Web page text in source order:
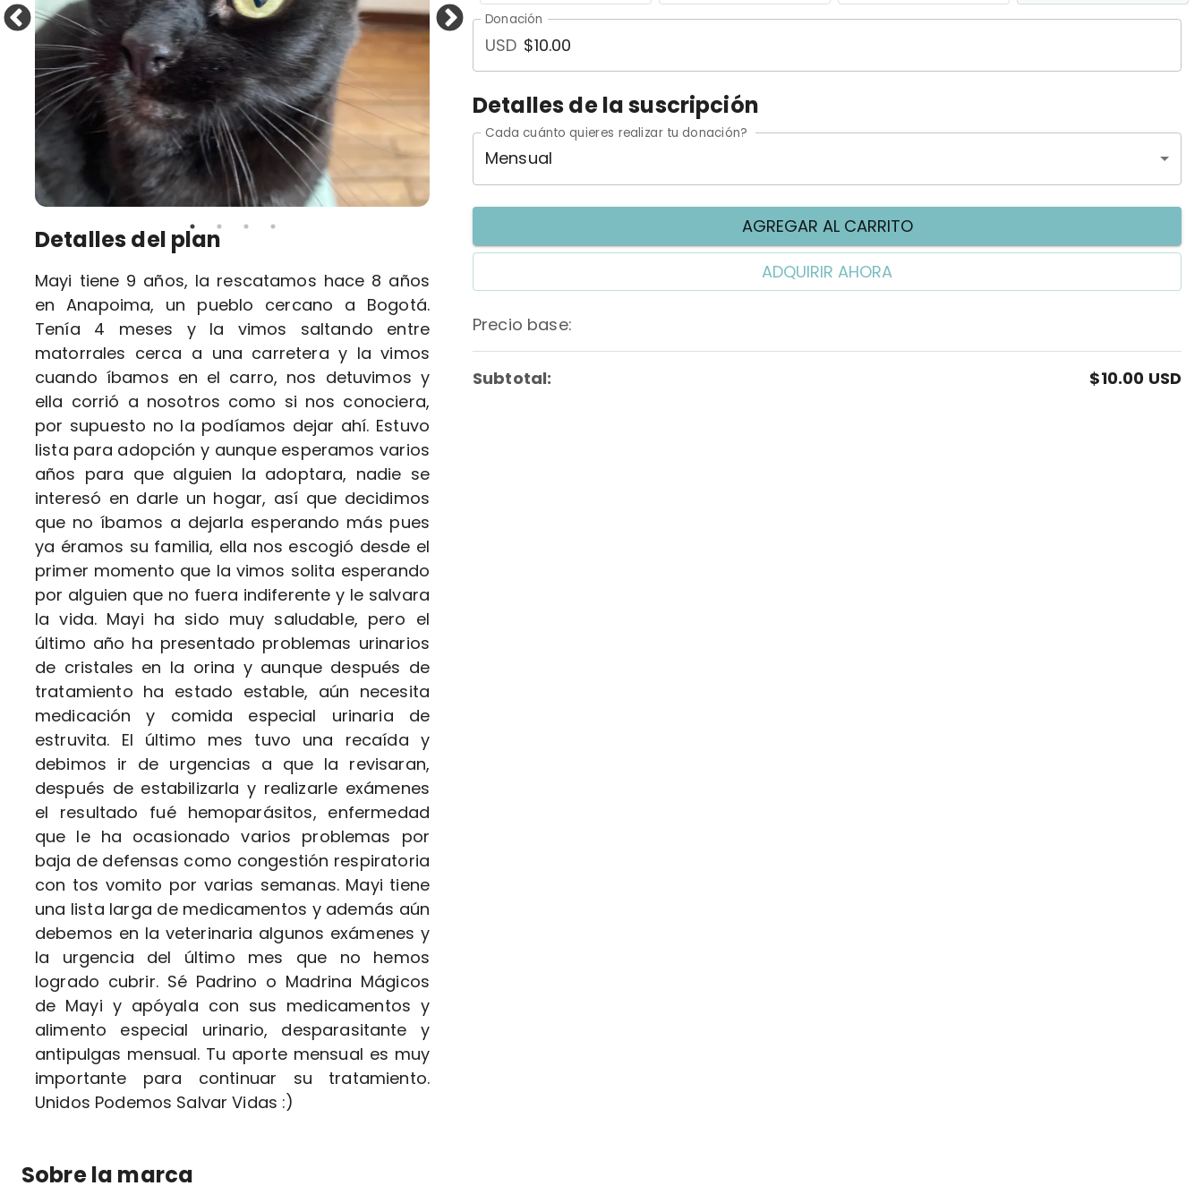
Detalles del plan
Mayi tiene 9 años, la rescatamos hace 8 años
en Anapoima, un pueblo cercano a Bogotá.
Tenía 4 meses y la vimos saltando entre
matorrales cerca a una carretera y la vimos
cuando íbamos en el carro, nos detuvimos y
ella corrió a nosotros como si nos conociera,
por supuesto no la podíamos dejar ahí. Estuvo
lista para adopción y aunque esperamos varios
años para que alguien la adoptara, nadie se
interesó en darle un hogar, así que decidimos
que no íbamos a dejarla esperando más pues
ya éramos su familia, ella nos escogió desde el
primer momento que la vimos solita esperando
por alguien que no fuera indiferente y le salvara
la vida. Mayi ha sido muy saludable, pero el
último año ha presentado problemas urinarios
de cristales en la orina y aunque después de
tratamiento ha estado estable, aún necesita
medicación y comida especial urinaria de
estruvita. El último mes tuvo una recaída y
debimos ir de urgencias a que la revisaran,
después de estabilizarla y realizarle exámenes
el resultado fué hemoparásitos, enfermedad
que le ha ocasionado varios problemas por
baja de defensas como congestión respiratoria
con tos vomito por varias semanas. Mayi tiene
una lista larga de medicamentos y además aún
debemos en la veterinaria algunos exámenes y
la urgencia del último mes que no hemos
logrado cubrir. Sé Padrino o Madrina Mágicos
de Mayi y apóyala con sus medicamentos y
alimento especial urinario, desparasitante y
antipulgas mensual. Tu aporte mensual es muy
importante para continuar su tratamiento.
Unidos Podemos Salvar Vidas :)
Donación
USD
Detalles de la suscripción
Cada cuánto quieres realizar tu donación?
Mensual
AGREGAR AL CARRITO
ADQUIRIR AHORA
Precio base:
Subtotal: $10.00 USD
Sobre la marca